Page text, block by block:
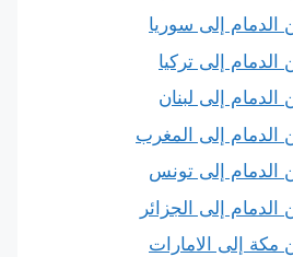
الدمام إلى سوريا
إلى تركيا
إلى لبنان
إلى المغرب
الدمام إلى تونس
إلى الجزائر
مكة إلى الامارات